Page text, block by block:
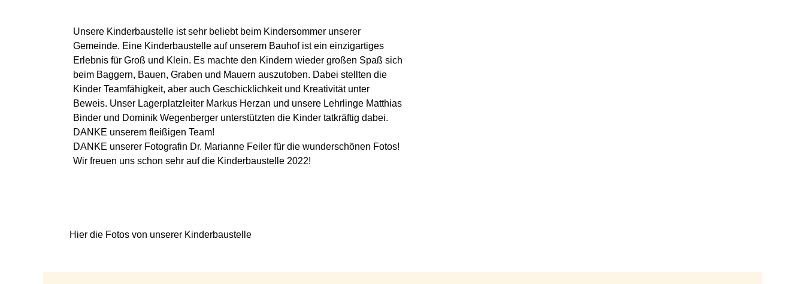
Unsere Kinderbaustelle ist sehr beliebt beim Kindersommer unserer
Gemeinde. Eine Kinderbaustelle auf unserem Bauhof ist ein einzigartiges
Erlebnis für Groß und Klein. Es machte den Kindern wieder großen Spaß sich
beim Baggern, Bauen, Graben und Mauern auszutoben. Dabei stellten die
Kinder Teamfähigkeit, aber auch Geschicklichkeit und Kreativität unter
Beweis. Unser Lagerplatzleiter Markus Herzan und unsere Lehrlinge Matthias
Binder und Dominik Wegenberger unterstützten die Kinder tatkräftig dabei.
DANKE unserem fleißigen Team!
DANKE unserer Fotografin Dr. Marianne Feiler für die wunderschönen Fotos!
Wir freuen uns schon sehr auf die Kinderbaustelle 2022!
Hier die Fotos von unserer Kinderbaustelle